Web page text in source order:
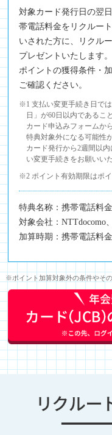
対象カード発行日の翌
帯電話料金をリクルー
いされた方に、リクル
プレゼントいたします。
ポイントの獲得条件・
ご確認ください。
※1 支払い変更手続き日で
日」が60日以内であるこ
カード申込みフォームか
特典対象外になる可能性
カード発行から2週間以
い変更手続きをお願いい
※2 ポイント有効期限はポ
特典名称：携帯電話料
対象会社：NTTdocomo
加算時期：携帯電話料
※ポイント加算対象外の条件やそ